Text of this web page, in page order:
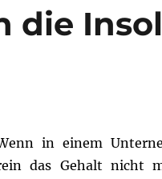
die
in einem
das Gehalt nicht